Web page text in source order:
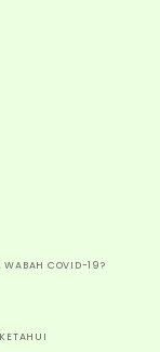
WABAH COVID-19?